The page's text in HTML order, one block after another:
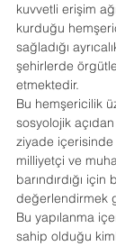
kuvvetli erişim
kurduğu
sağladığı
şehirlerde
etmektedir.
Bu hemşericilik
sosyolojik
ziyade
milliyetçi ve
barındırdığı
değerlendirmek
Bu yapılanma
sahip olduğu